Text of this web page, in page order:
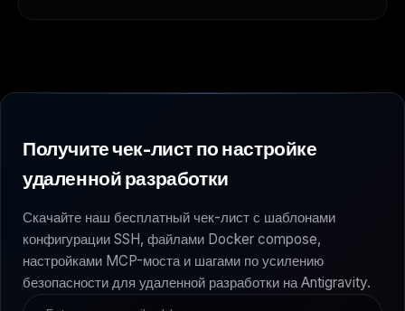
Получите чек-лист по настройке
удаленной разработки
Скачайте наш бесплатный чек-лист с шаблонами
конфигурации SSH, файлами Docker compose,
настройками MCP-моста и шагами по усилению
безопасности для удаленной разработки на Antigravity.